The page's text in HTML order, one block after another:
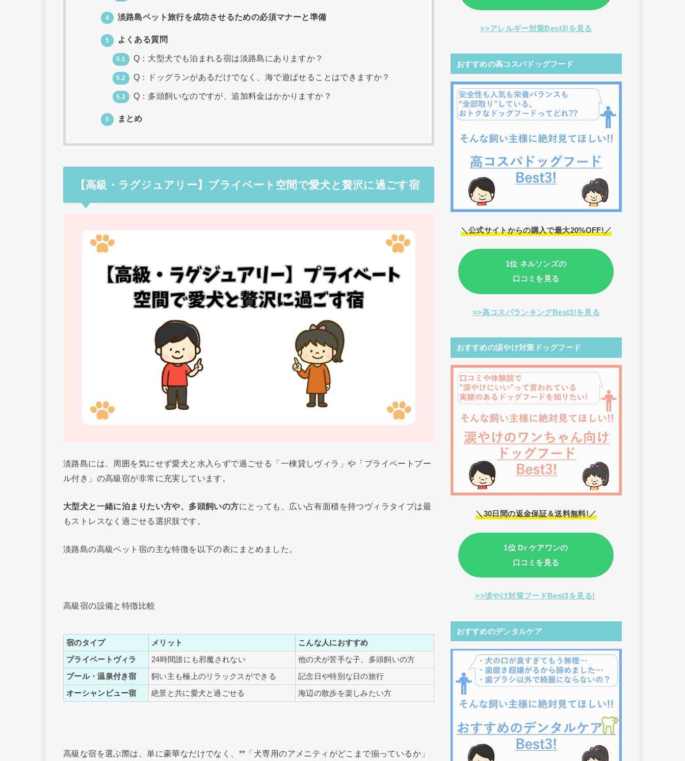
4 淡路島ペット旅行を成功させるための必須マナーと準備
5 よくある質問
5.1 Q：大型犬でも泊まれる宿は淡路島にありますか？
5.2 Q：ドッグランがあるだけでなく、海で遊ばせることはできますか？
5.3 Q：多頭飼いなのですが、追加料金はかかりますか？
6 まとめ
【高級・ラグジュアリー】プライベート空間で愛犬と贅沢に過ごす宿
淡路島には、周囲を気にせず愛犬と水入らずで過ごせる「一棟貸しヴィラ」や「プライベートプー
ル付き」の高級宿が非常に充実しています。
大型犬と一緒に泊まりたい方や、多頭飼いの方にとっても、広い占有面積を持つヴィラタイプは最
もストレスなく過ごせる選択肢です。
淡路島の高級ペット宿の主な特徴を以下の表にまとめました。
高級宿の設備と特徴比較
宿のタイプ メリット こんな人におすすめ
プライベートヴィラ 24時間誰にも邪魔されない 他の犬が苦手な子、多頭飼いの方
プール・温泉付き宿 飼い主も極上のリラックスができる 記念日や特別な日の旅行
オーシャンビュー宿 絶景と共に愛犬と過ごせる 海辺の散歩を楽しみたい方
高級な宿を選ぶ際は、単に豪華なだけでなく、**「犬専用のアメニティがどこまで揃っているか」
>>アレルギー対策Best3!を見る
おすすめの高コスパドッグフード
＼公式サイトからの購入で最大20%OFF!／
1位 ネルソンズの
口コミを見る
>>高コスパランキングBest3!を見る
おすすめの涙やけ対策ドッグフード
＼30日間の返金保証＆送料無料!／
1位 Dr ケアワンの
口コミを見る
>>涙やけ対策フードBest3を見る!
おすすめのデンタルケア